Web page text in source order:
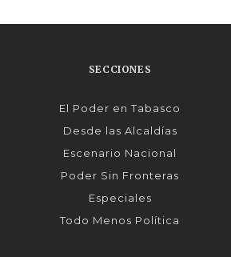
SECCIONES
El Poder en Tabasco
Desde las Alcaldías
Escenario Nacional
Poder Sin Fronteras
Especiales
Todo Menos Política